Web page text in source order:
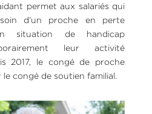
permet aux salariés qui
d’un proche en perte
situation de handicap
leur activité
2017, le congé de proche
congé de soutien familial.